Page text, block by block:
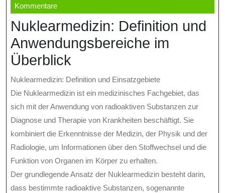
2023
Kommentare
Nuklearmedizin: Definition und
Anwendungsbereiche im
Überblick
Nuklearmedizin: Definition und Einsatzgebiete
Die Nuklearmedizin ist ein medizinisches Fachgebiet, das
sich mit der Anwendung von radioaktiven Substanzen zur
Diagnose und Therapie von Krankheiten beschäftigt. Sie
kombiniert die Erkenntnisse der Medizin, der Physik und der
Radiologie, um Informationen über den Stoffwechsel und die
Funktion von Organen im Körper zu erhalten.
Der grundlegende Ansatz der Nuklearmedizin besteht darin,
dass bestimmte radioaktive Substanzen, sogenannte